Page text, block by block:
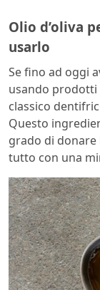
Olio d’oliva
usarlo
Se fino ad oggi
usando prodotti
classico
Questo
grado di donare
tutto con una